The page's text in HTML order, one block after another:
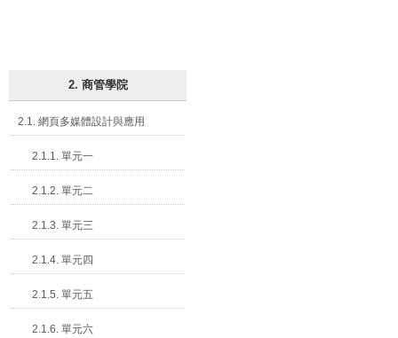
2. 商管學院
2.1. 網頁多媒體設計與應用
2.1.1. 單元一
2.1.2. 單元二
2.1.3. 單元三
2.1.4. 單元四
2.1.5. 單元五
2.1.6. 單元六